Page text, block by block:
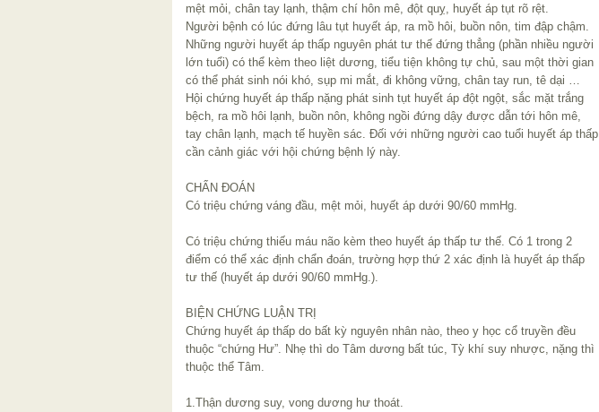
mệt mỏi, chân tay lạnh, thậm chí hôn mê, đột quỵ, huyết áp tụt rõ rệt.
Người bệnh có lúc đứng lâu tụt huyết áp, ra mồ hôi, buồn nôn, tim đập chậm.
Những người huyết áp thấp nguyên phát tư thế đứng thẳng (phần nhiều người
lớn tuổi) có thể kèm theo liệt dương, tiểu tiện không tự chủ, sau một thời gian
có thể phát sinh nói khó, sụp mi mắt, đi không vững, chân tay run, tê dại …
Hội chứng huyết áp thấp nặng phát sinh tụt huyết áp đột ngột, sắc mặt trắng
bệch, ra mồ hôi lạnh, buồn nôn, không ngồi đứng dậy được dẫn tới hôn mê,
tay chân lạnh, mạch tế huyền sác. Đối với những người cao tuổi huyết áp thấp
cần cảnh giác với hội chứng bệnh lý này.
CHẨN ĐOÁN
Có triệu chứng váng đầu, mệt mỏi, huyết áp dưới 90/60 mmHg.
Có triệu chứng thiếu máu não kèm theo huyết áp thấp tư thế. Có 1 trong 2
điểm có thể xác định chẩn đoán, trường hợp thứ 2 xác định là huyết áp thấp
tư thế (huyết áp dưới 90/60 mmHg.).
BIỆN CHỨNG LUẬN TRỊ
Chứng huyết áp thấp do bất kỳ nguyên nhân nào, theo y học cổ truyền đều
thuộc “chứng Hư”. Nhẹ thì do Tâm dương bất túc, Tỳ khí suy nhược, nặng thì
thuộc thể Tâm.
1.Thận dương suy, vong dương hư thoát.